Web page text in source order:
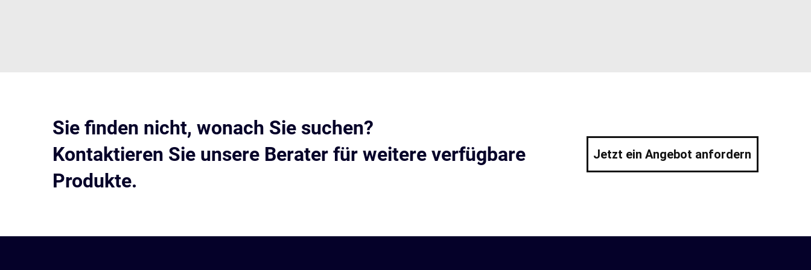
Sie finden nicht, wonach Sie suchen?
Kontaktieren Sie unsere Berater für weitere verfügbare
Produkte.
Jetzt ein Angebot anfordern